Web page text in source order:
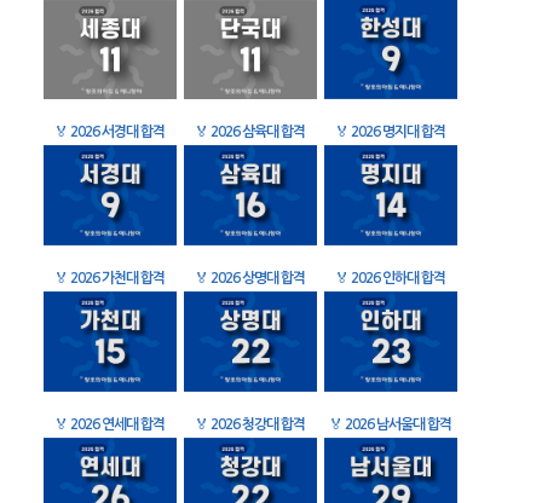
🏅 2026 서경대 합격 🏅 2026 삼육대 합격 🏅 2026 명지대 합격
🏅 2026 가천대 합격 🏅 2026 상명대 합격 🏅 2026 인하대 합격
🏅 2026 연세대 합격 🏅 2026 청강대 합격 🏅 2026 남서울대 합격